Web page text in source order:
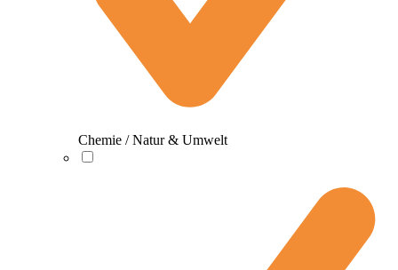
Chemie / Natur & Umwelt